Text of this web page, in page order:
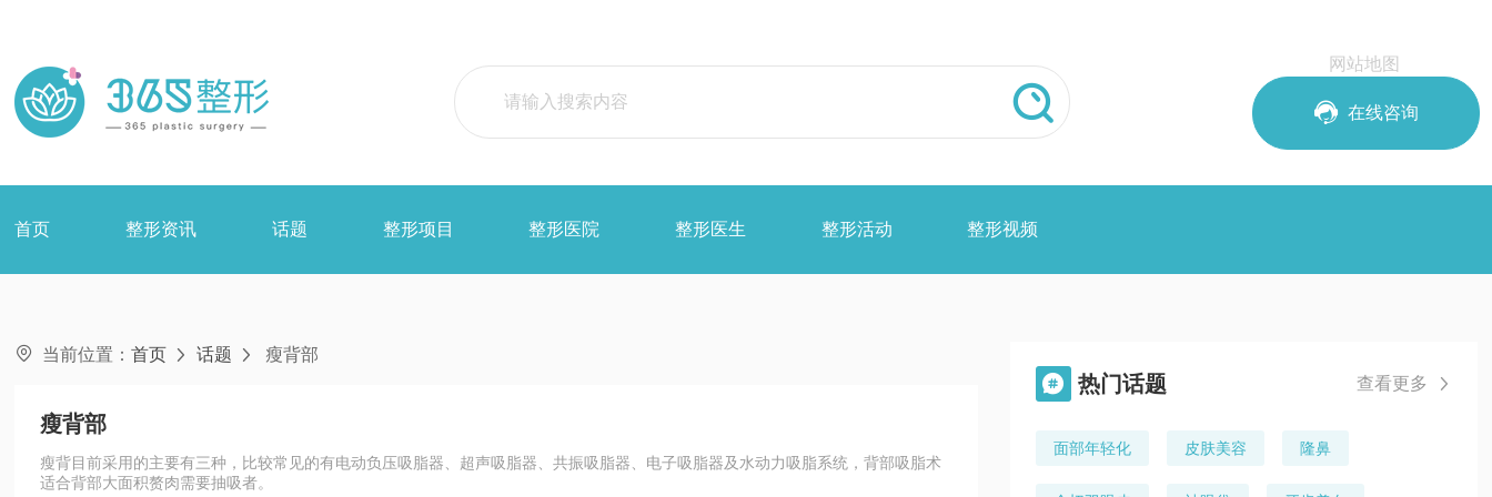

网站地图
 在线咨询
首页 整形资讯 话题 整形项目 整形医院 整形医生 整形活动 整形视频
 当前位置： 首页  话题  瘦背部
瘦背部
瘦背目前采用的主要有三种，比较常见的有电动负压吸脂器、超声吸脂器、共振吸脂器、电子吸脂器及水动力吸脂系统，背部吸脂术
适合背部大面积赘肉需要抽吸者。
 热门话题 查看更多 
面部年轻化 皮肤美容 隆鼻